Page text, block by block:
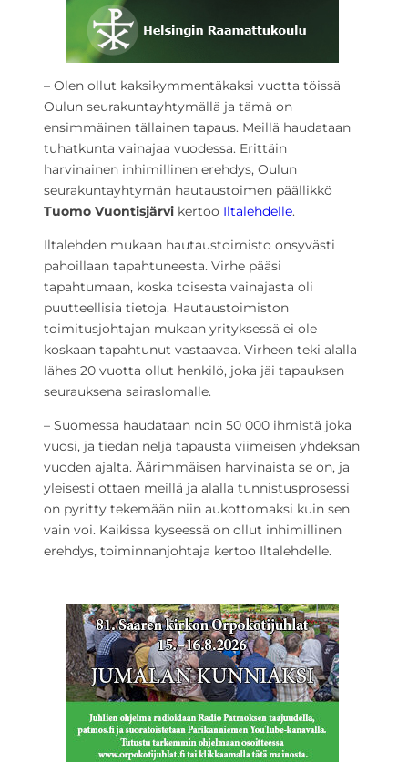
– Olen ollut kaksikymmentäkaksi vuotta töissä
Oulun seurakuntayhtymällä ja tämä on
ensimmäinen tällainen tapaus. Meillä haudataan
tuhatkunta vainajaa vuodessa. Erittäin
harvinainen inhimillinen erehdys, Oulun
seurakuntayhtymän hautaustoimen päällikkö
Tuomo Vuontisjärvi kertoo Iltalehdelle.
Iltalehden mukaan hautaustoimisto onsyvästi
pahoillaan tapahtuneesta. Virhe pääsi
tapahtumaan, koska toisesta vainajasta oli
puutteellisia tietoja. Hautaustoimiston
toimitusjohtajan mukaan yrityksessä ei ole
koskaan tapahtunut vastaavaa. Virheen teki alalla
lähes 20 vuotta ollut henkilö, joka jäi tapauksen
seurauksena sairaslomalle.
– Suomessa haudataan noin 50 000 ihmistä joka
vuosi, ja tiedän neljä tapausta viimeisen yhdeksän
vuoden ajalta. Äärimmäisen harvinaista se on, ja
yleisesti ottaen meillä ja alalla tunnistusprosessi
on pyritty tekemään niin aukottomaksi kuin sen
vain voi. Kaikissa kyseessä on ollut inhimillinen
erehdys, toiminnanjohtaja kertoo Iltalehdelle.